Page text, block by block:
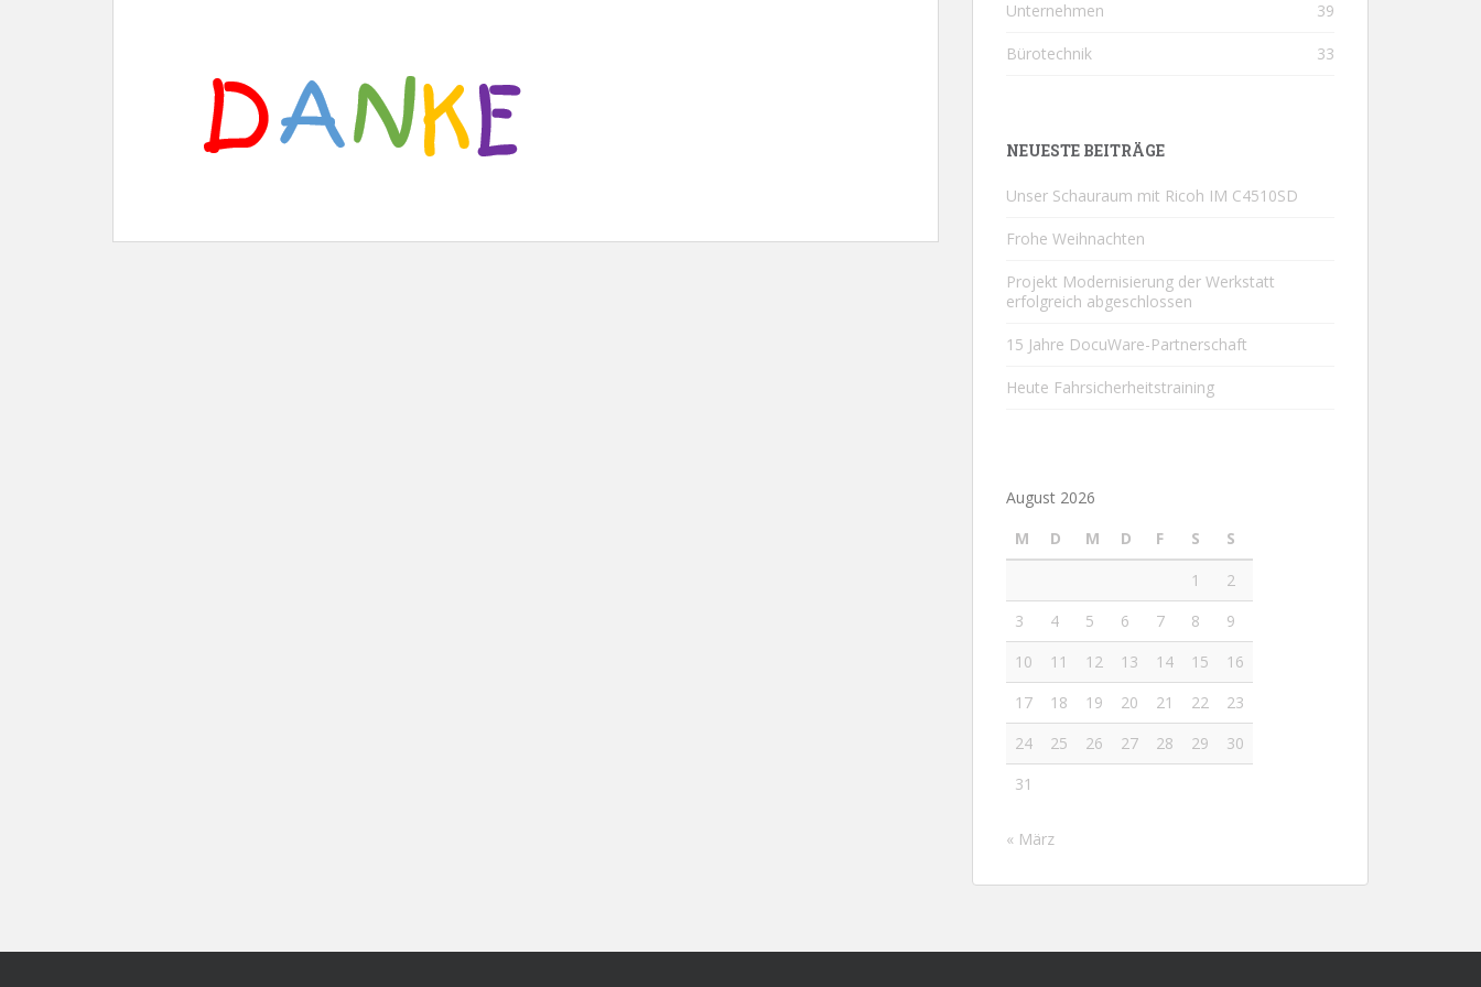
Unternehmen 39
Bürotechnik 33
NEUESTE BEITRÄGE
Unser Schauraum mit Ricoh IM C4510SD
Frohe Weihnachten
Projekt Modernisierung der Werkstatt
erfolgreich abgeschlossen
15 Jahre DocuWare-Partnerschaft
Heute Fahrsicherheitstraining
August 2026
M
D M D F S
S
1
2
3
4 5 6 7 8
9
10
11 12 13 14 15
16
17
18 19 20 21 22
23
24
25 26 27 28 29
30
31
« März